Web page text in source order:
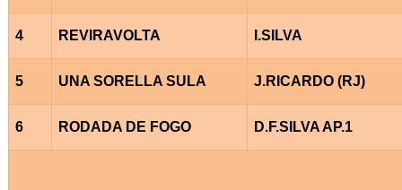
4 REVIRAVOLTA I.SILVA
5 UNA SORELLA SULA J.RICARDO (RJ)
6 RODADA DE FOGO D.F.SILVA AP.1